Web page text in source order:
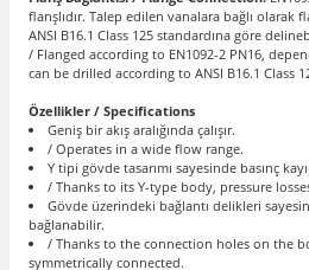
flanşlıdır. Talep edilen vanalara bağlı olarak
ANSI B16.1 Class 125 standardına göre
/ Flanged according to EN1092-2 PN16,
can be drilled according to ANSI B16.1 Class
Özellikler / Specifications
Geniş bir akış aralığında çalışır.
/ Operates in a wide flow range.
Y tipi gövde tasarımı sayesinde basınç
/ Thanks to its Y-type body, pressure
Gövde üzerindeki bağlantı delikleri
bağlanabilir.
/ Thanks to the connection holes on the
symmetrically connected.